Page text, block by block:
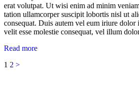
erat volutpat. Ut wisi enim ad minim
tation ullamcorper suscipit lobortis nisl ut
consequat. Duis autem vel eum iriure
velit esse molestie consequat, vel illum
Read more
1 2 >